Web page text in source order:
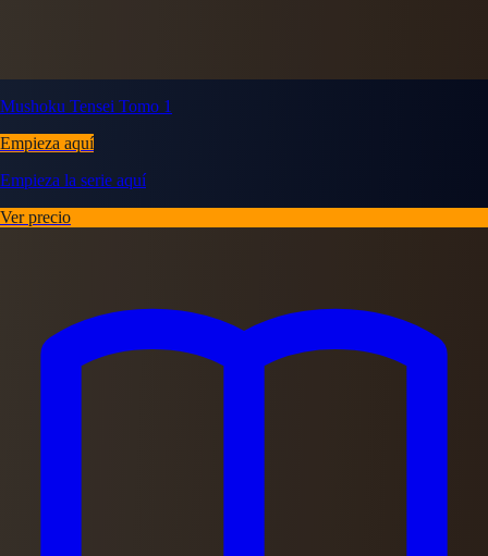
Mushoku Tensei Tomo 1
Empieza aquí
Empieza la serie aquí
Ver precio